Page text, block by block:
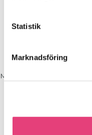
Statistik
Marknadsföring
Är du skeptisk eller
Arrogans - Ödmjukhet
Bitterhet - Förlåtelse
Meny